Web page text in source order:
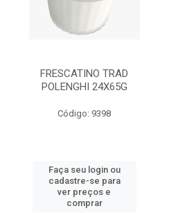
FRESCATINO TRAD
POLENGHI 24X65G
Código: 9398
Faça seu login ou
cadastre-se para
ver preços e
comprar